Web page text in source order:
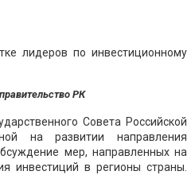
РК
Совета Российской
на развитии направления
мер, направленных на
инвестиций в регионы страны.